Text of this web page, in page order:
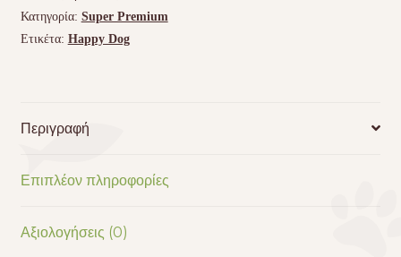
Κατηγορία: Super Premium
Ετικέτα: Happy Dog
Περιγραφή
Επιπλέον πληροφορίες
Αξιολογήσεις (0)